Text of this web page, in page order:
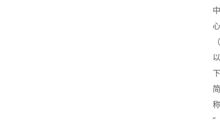
中
心
（
以
下
简
称